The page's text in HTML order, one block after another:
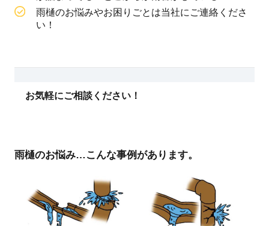
雨樋のお悩みやお困りごとは当社にご連絡くださ
い！
お気軽にご相談ください！
雨樋のお悩み…こんな事例があります。